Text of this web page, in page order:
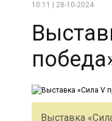
10:11 | 28-10-2024
Выставка